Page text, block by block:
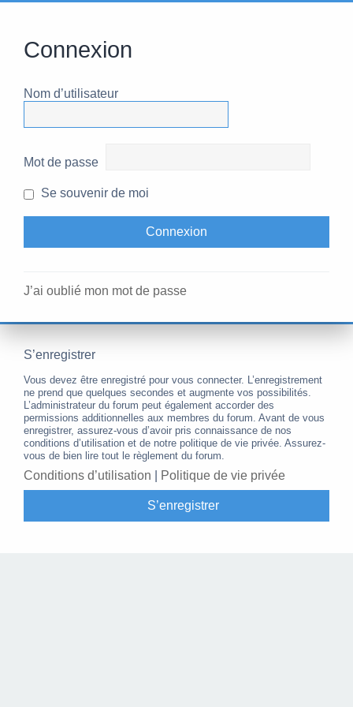
Connexion
Nom d’utilisateur
Mot de passe
Se souvenir de moi
J’ai oublié mon mot de passe
S’enregistrer
Vous devez être enregistré pour vous connecter. L’enregistrement
ne prend que quelques secondes et augmente vos possibilités.
L’administrateur du forum peut également accorder des
permissions additionnelles aux membres du forum. Avant de vous
enregistrer, assurez-vous d’avoir pris connaissance de nos
conditions d’utilisation et de notre politique de vie privée. Assurez-
vous de bien lire tout le règlement du forum.
Conditions d’utilisation Politique de vie privée
S’enregistrer